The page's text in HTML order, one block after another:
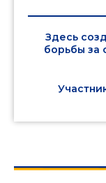
Здесь
борьбы за